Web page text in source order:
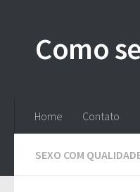
Como
Home Contato
SEXO COM